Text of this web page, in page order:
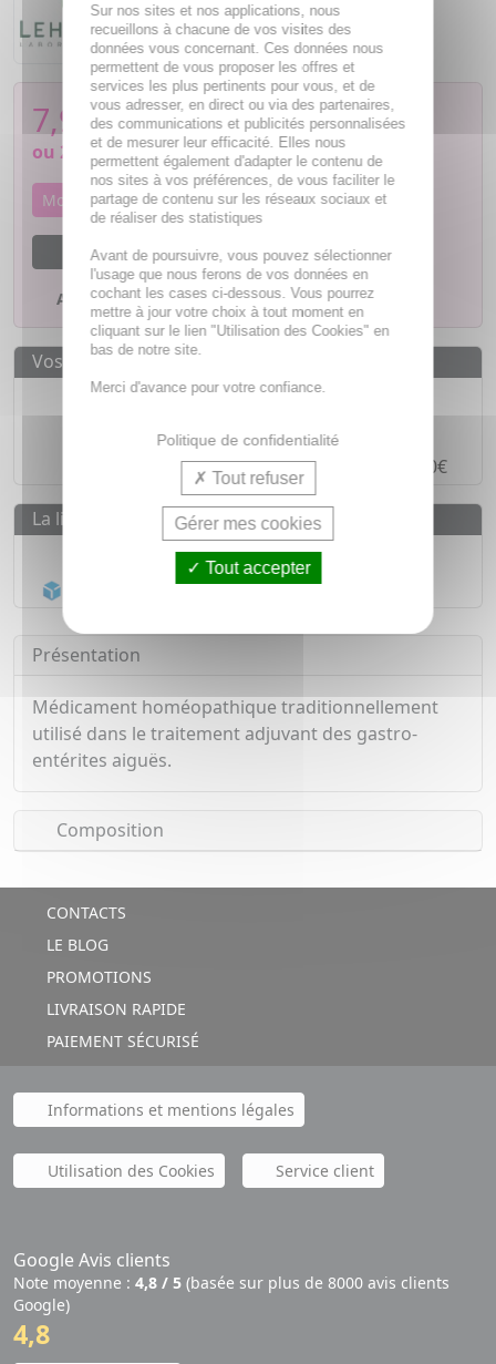
Lehning L107
7,99€
ou 2,00€si 4 fois sans frais
Momentanément indisponible
M'avertir dès que le produit sera disponible
Ajouter à mes favoris
Vos avantages
Des prixIMBATTABLES
Paiement en ligne SÉCURISÉ
Paiement en4 fois sans frais à partir de 30€
La livraison
Livraison gratuite dès55€
Acheminement Chronopost
Présentation
Médicament homéopathique traditionnellement
utilisé dans le traitement adjuvant des gastro-
entérites aiguës.
Composition
CONTACTS
LE BLOG
PROMOTIONS
LIVRAISON RAPIDE
PAIEMENT SÉCURISÉ
Informations et mentions légales
Utilisation des Cookies Service client
Google Avis clients
Note moyenne : 4,8 / 5 (basée sur plus de 8000 avis clients
Google)
4,8
Sur nos sites et nos applications, nous
recueillons à chacune de vos visites des
données vous concernant. Ces données nous
permettent de vous proposer les offres et
services les plus pertinents pour vous, et de
vous adresser, en direct ou via des partenaires,
des communications et publicités personnalisées
et de mesurer leur efficacité. Elles nous
permettent également d'adapter le contenu de
nos sites à vos préférences, de vous faciliter le
partage de contenu sur les réseaux sociaux et
de réaliser des statistiques
Avant de poursuivre, vous pouvez sélectionner
l'usage que nous ferons de vos données en
cochant les cases ci-dessous. Vous pourrez
mettre à jour votre choix à tout moment en
cliquant sur le lien "Utilisation des Cookies" en
bas de notre site.
Merci d'avance pour votre confiance.
Politique de confidentialité
Tout refuser
Gérer mes cookies
Tout accepter